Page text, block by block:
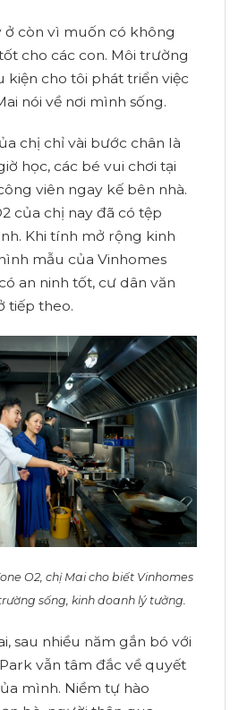
ở còn vì muốn có không
cho các con. Môi trường
kiện cho tôi phát triển việc
nói về nơi mình sống.
chị chỉ vài bước chân là
học, các bé vui chơi tại
viên ngay kế bên nhà.
của chị nay đã có tệp
Khi tính mở rộng kinh
mẫu của Vinhomes
an ninh tốt, cư dân văn
tiếp theo.
O2, chị Mai cho biết Vinhomes
sống, kinh doanh lý tưởng.
sau nhiều năm gắn bó với
vẫn tâm đắc về quyết
mình. Niềm tự hào